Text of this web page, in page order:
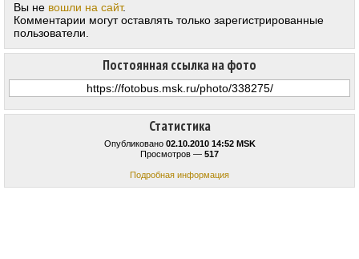
Статистика
Опубликовано 02.10.2010 14:52 MSK
Просмотров — 517
Подробная информация
Постоянная ссылка на фото
Вы не вошли на сайт.
Комментарии могут оставлять только зарегистрированные
пользователи.